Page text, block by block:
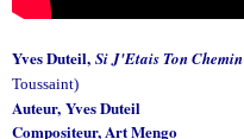
Yves Duteil, Si J'Etais Ton Chemin
Toussaint)
Auteur, Yves Duteil
Compositeur, Art Mengo